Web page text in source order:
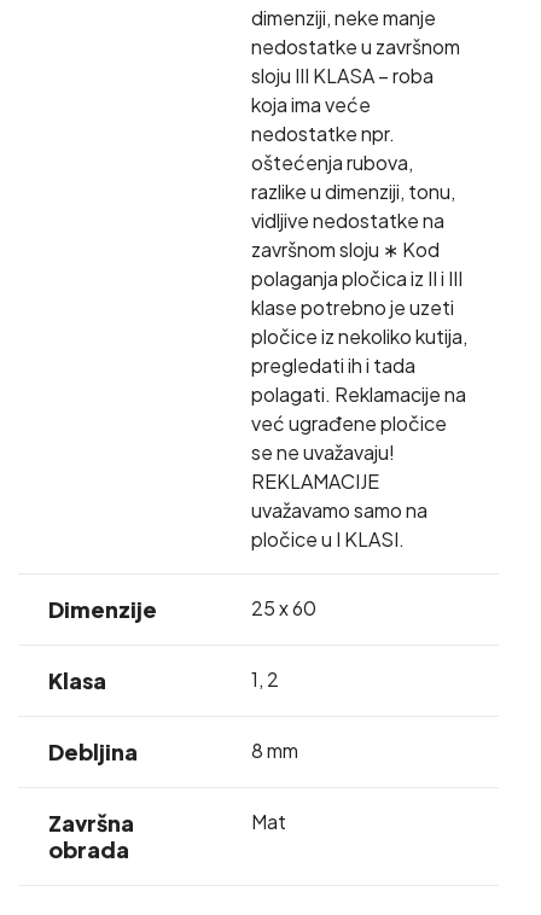
dimenziji, neke manje
nedostatke u završnom
sloju III KLASA – roba
koja ima veće
nedostatke npr.
oštećenja rubova,
razlike u dimenziji, tonu,
vidljive nedostatke na
završnom sloju ∗ Kod
polaganja pločica iz II i III
klase potrebno je uzeti
pločice iz nekoliko kutija,
pregledati ih i tada
polagati. Reklamacije na
već ugrađene pločice
se ne uvažavaju!
REKLAMACIJE
uvažavamo samo na
pločice u I KLASI.
Dimenzije 25 x 60
Klasa 1, 2
Debljina 8 mm
Završna
obrada
Mat